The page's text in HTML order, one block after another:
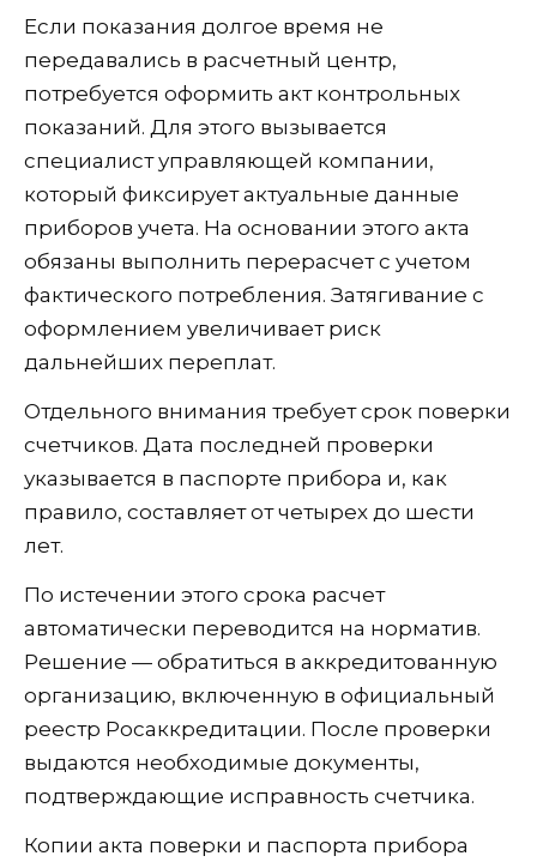
Если показания долгое время не
передавались в расчетный центр,
потребуется оформить акт контрольных
показаний. Для этого вызывается
специалист управляющей компании,
который фиксирует актуальные данные
приборов учета. На основании этого акта
обязаны выполнить перерасчет с учетом
фактического потребления. Затягивание с
оформлением увеличивает риск
дальнейших переплат.
Отдельного внимания требует срок поверки
счетчиков. Дата последней проверки
указывается в паспорте прибора и, как
правило, составляет от четырех до шести
лет.
По истечении этого срока расчет
автоматически переводится на норматив.
Решение — обратиться в аккредитованную
организацию, включенную в официальный
реестр Росаккредитации. После проверки
выдаются необходимые документы,
подтверждающие исправность счетчика.
Копии акта поверки и паспорта прибора